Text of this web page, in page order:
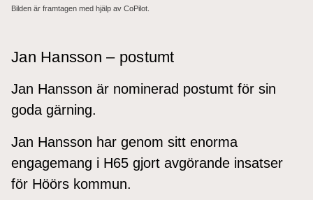
Bilden är framtagen med hjälp av CoPilot.
Jan Hansson – postumt
Jan Hansson är nominerad postumt för sin
goda gärning.
Jan Hansson har genom sitt enorma
engagemang i H65 gjort avgörande insatser
för Höörs kommun.